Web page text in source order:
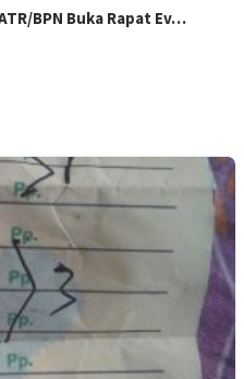
BPN Buka Rapat Ev…